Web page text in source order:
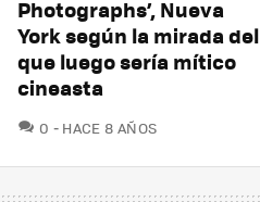
Photographs’, Nueva
York según la mirada del
que luego sería mítico
cineasta
0 COMENTARIOS
HACE 8 AÑOS